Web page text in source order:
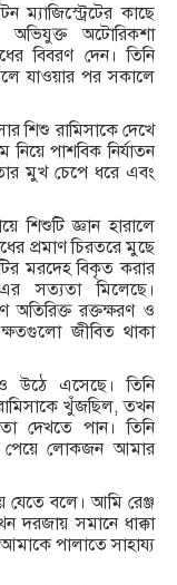
ম্যাজিস্ট্রেটের কাছে
অভিযুক্ত অটোরিকশা
বিবরণ দেন। তিনি
যাওয়ার পর সকালে
শিশু রামিসাকে দেখে
পাশবিক নির্যাতন
মুখ চেপে ধরে এবং
শিশুটি জ্ঞান হারালে
প্রমাণ চিরতরে মুছে
মরদেহ বিকৃত করার
এর সত্যতা মিলেছে।
অতিরিক্ত রক্তক্ষরণ ও
জীবিত থাকা
উঠে এসেছে। তিনি
খুঁজছিল, তখন
দেখতে পান। তিনি
পেয়ে লোকজন আমার
যেতে বলে। আমি রেঞ্জ
দরজায় সমানে ধাক্কা
পালাতে সাহায্য